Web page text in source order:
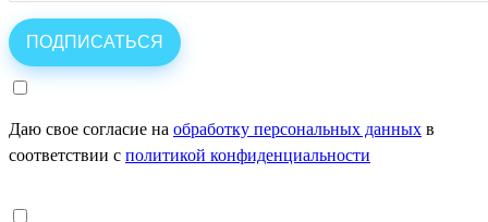
Даю свое согласие на обработку персональных данных в
соответствии с политикой конфиденциальности